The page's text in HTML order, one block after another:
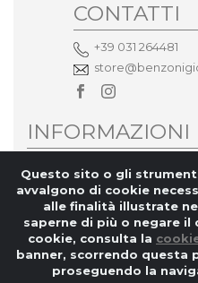
CONTATTI
+39 031 264481
INFORMAZIONI
CHI SIAMO
Questo sito o gli
avvalgono di cookie
alle finalità illustrate
saperne di più o negare
cookie, consulta la
banner, scorrendo questa
proseguendo la